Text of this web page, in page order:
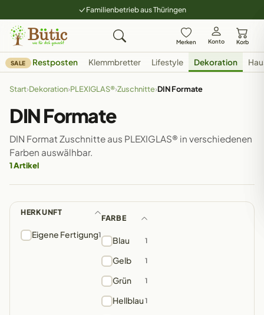
Familienbetrieb aus Thüringen
Merken Konto Korb
SALE Restposten Klemmbretter Lifestyle Dekoration
Start›Dekoration›PLEXIGLAS®›Zuschnitte›DIN Formate
DIN Formate
DIN Format Zuschnitte aus PLEXIGLAS® in verschiedenen
Farben auswälhbar.
1 Artikel
HERKUNFT
Eigene Fertigung1
FARBE
Blau 1
Gelb 1
Grün 1
Hellblau 1